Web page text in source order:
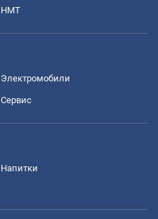
НМТ
Электромобили
Сервис
Напитки